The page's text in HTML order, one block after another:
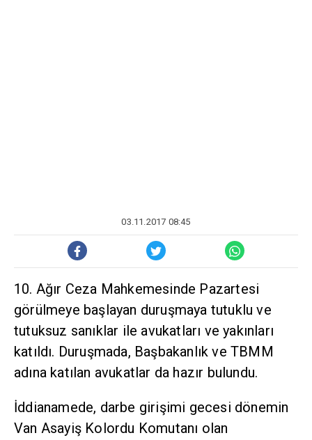
03.11.2017 08:45
10. Ağır Ceza Mahkemesinde Pazartesi
görülmeye başlayan duruşmaya tutuklu ve
tutuksuz sanıklar ile avukatları ve yakınları
katıldı. Duruşmada, Başbakanlık ve TBMM
adına katılan avukatlar da hazır bulundu.
İddianamede, darbe girişimi gecesi dönemin
Van Asayiş Kolordu Komutanı olan